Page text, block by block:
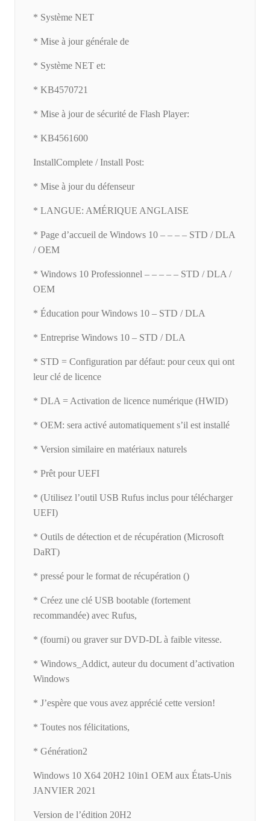
* Système NET
* Mise à jour générale de
* Système NET et:
* KB4570721
* Mise à jour de sécurité de Flash Player:
* KB4561600
InstallComplete / Install Post:
* Mise à jour du défenseur
* LANGUE: AMÉRIQUE ANGLAISE
* Page d’accueil de Windows 10 – – – – STD / DLA
/ OEM
* Windows 10 Professionnel – – – – – STD / DLA /
OEM
* Éducation pour Windows 10 – STD / DLA
* Entreprise Windows 10 – STD / DLA
* STD = Configuration par défaut: pour ceux qui ont
leur clé de licence
* DLA = Activation de licence numérique (HWID)
* OEM: sera activé automatiquement s’il est installé
* Version similaire en matériaux naturels
* Prêt pour UEFI
* (Utilisez l’outil USB Rufus inclus pour télécharger
UEFI)
* Outils de détection et de récupération (Microsoft
DaRT)
* pressé pour le format de récupération ()
* Créez une clé USB bootable (fortement
recommandée) avec Rufus,
* (fourni) ou graver sur DVD-DL à faible vitesse.
* Windows_Addict, auteur du document d’activation
Windows
* J’espère que vous avez apprécié cette version!
* Toutes nos félicitations,
* Génération2
Windows 10 X64 20H2 10in1 OEM aux États-Unis
JANVIER 2021
Version de l’édition 20H2